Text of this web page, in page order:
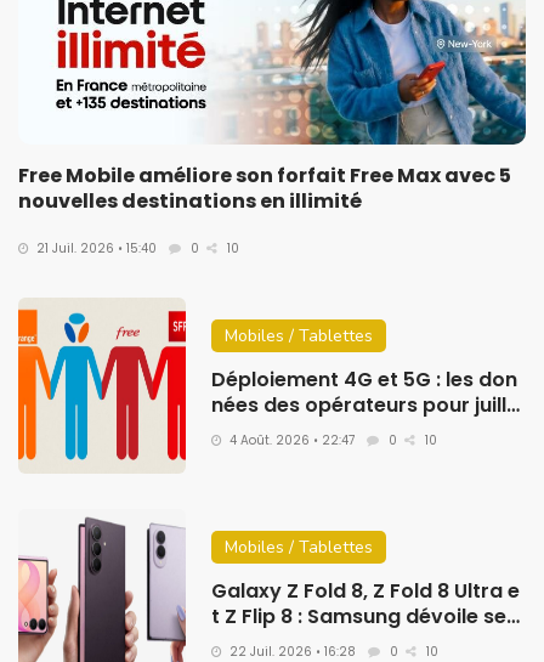
Free Mobile améliore son forfait Free Max avec 5
nouvelles destinations en illimité
21 Juil. 2026 • 15:40 0 10
Mobiles / Tablettes
Déploiement 4G et 5G : les don
nées des opérateurs pour juille
t 2026
4 Août. 2026 • 22:47 0 10
Mobiles / Tablettes
Galaxy Z Fold 8, Z Fold 8 Ultra e
t Z Flip 8 : Samsung dévoile ses
nouveaux smartphones pliable
22 Juil. 2026 • 16:28 0 10